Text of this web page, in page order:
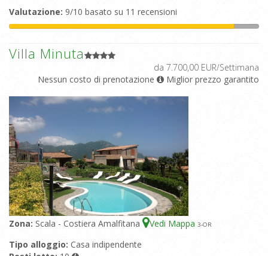
Valutazione: 9/10 basato su 11 recensioni
Villa Minuta
da 7.700,00 EUR/Settimana
Nessun costo di prenotazione
Miglior prezzo garantito
Zona: Scala - Costiera Amalfitana Vedi Mappa 3-OR
Tipo alloggio: Casa indipendente